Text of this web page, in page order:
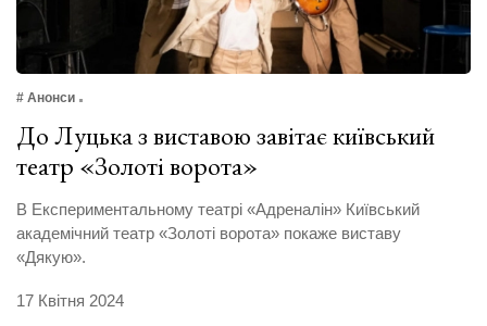
# Анонси
До Луцька з виставою завітає київський
театр «Золоті ворота»
В Експериментальному театрі «Адреналін» Київський
академічний театр «Золоті ворота» покаже виставу
«Дякую».
17 Квітня 2024